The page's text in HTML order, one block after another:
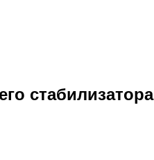
стабилизатора